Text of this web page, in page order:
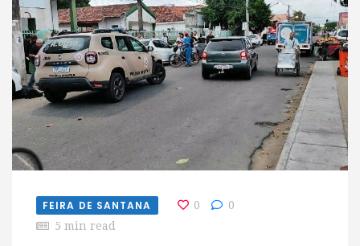
FEIRA DE SANTANA 0
0
5 min read